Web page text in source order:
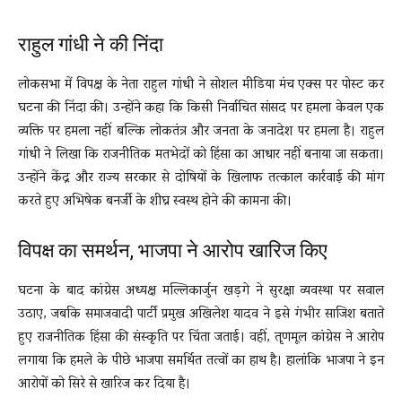
राहुल गांधी ने की निंदा
लोकसभा में विपक्ष के नेता राहुल गांधी ने सोशल मीडिया मंच एक्स पर पोस्ट कर
घटना की निंदा की। उन्होंने कहा कि किसी निर्वाचित सांसद पर हमला केवल एक
व्यक्ति पर हमला नहीं बल्कि लोकतंत्र और जनता के जनादेश पर हमला है। राहुल
गांधी ने लिखा कि राजनीतिक मतभेदों को हिंसा का आधार नहीं बनाया जा सकता।
उन्होंने केंद्र और राज्य सरकार से दोषियों के खिलाफ तत्काल कार्रवाई की मांग
करते हुए अभिषेक बनर्जी के शीघ्र स्वस्थ होने की कामना की।
विपक्ष का समर्थन, भाजपा ने आरोप खारिज किए
घटना के बाद कांग्रेस अध्यक्ष मल्लिकार्जुन खड़गे ने सुरक्षा व्यवस्था पर सवाल
उठाए, जबकि समाजवादी पार्टी प्रमुख अखिलेश यादव ने इसे गंभीर साजिश बताते
हुए राजनीतिक हिंसा की संस्कृति पर चिंता जताई। वहीं, तृणमूल कांग्रेस ने आरोप
लगाया कि हमले के पीछे भाजपा समर्थित तत्वों का हाथ है। हालांकि भाजपा ने इन
आरोपों को सिरे से खारिज कर दिया है।